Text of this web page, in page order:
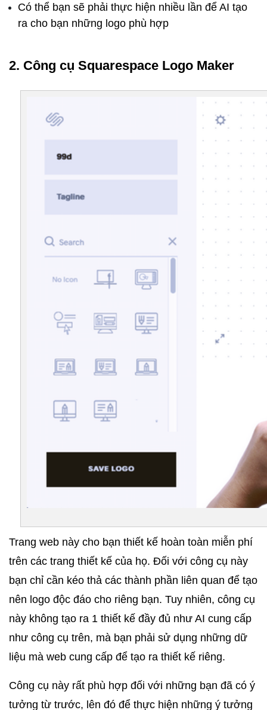
Có thể bạn sẽ phải thực hiện nhiều lần để AI tạo
ra cho bạn những logo phù hợp
2. Công cụ Squarespace Logo Maker
Trang web này cho bạn thiết kế hoàn toàn miễn phí
trên các trang thiết kế của họ. Đối với công cụ này
bạn chỉ cần kéo thả các thành phần liên quan để tạo
nên logo độc đáo cho riêng bạn. Tuy nhiên, công cụ
này không tạo ra 1 thiết kế đầy đủ như AI cung cấp
như công cụ trên, mà bạn phải sử dụng những dữ
liệu mà web cung cấp để tạo ra thiết kế riêng.
Công cụ này rất phù hợp đối với những bạn đã có ý
tưởng từ trước, lên đó để thực hiện những ý tưởng